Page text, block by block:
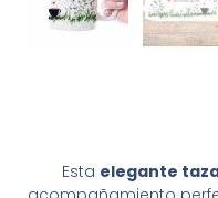
Esta elegante taza